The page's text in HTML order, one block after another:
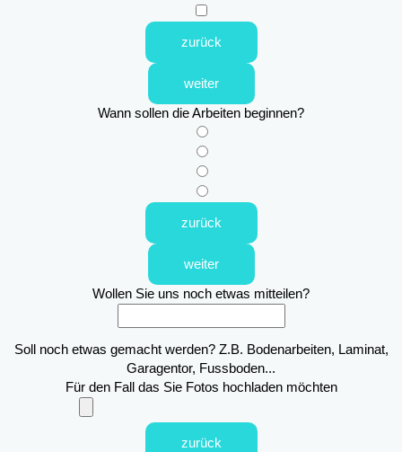
zurück
weiter
Wann sollen die Arbeiten beginnen?
zurück
weiter
Wollen Sie uns noch etwas mitteilen?
Soll noch etwas gemacht werden? Z.B. Bodenarbeiten, Laminat,
Garagentor, Fussboden...
Für den Fall das Sie Fotos hochladen möchten
zurück